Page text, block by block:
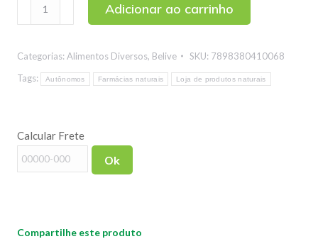
Sabor
Baunilha
de
Chocolate
Belive
Adicionar ao carrinho
Categorias: Alimentos Diversos, Belive SKU: 7898380410068
Tags:
Autônomos Farmácias naturais Loja de produtos naturais
Calcular Frete
Ok
Compartilhe este produto